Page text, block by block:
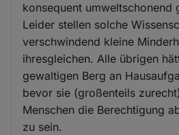
konsequent umweltschonend
Leider stellen solche
verschwindend kleine
ihresgleichen. Alle übrigen
gewaltigen Berg an
bevor sie (großenteils
Menschen die Berechtigung
zu sein.